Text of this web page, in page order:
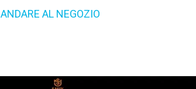
ANDARE AL NEGOZIO